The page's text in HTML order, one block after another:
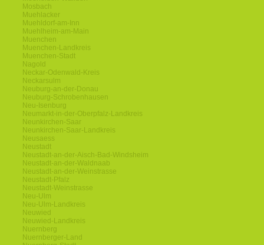
Mosbach
Muehlacker
Muehldorf-am-Inn
Muehlheim-am-Main
Muenchen
Muenchen-Landkreis
Muenchen-Stadt
Nagold
Neckar-Odenwald-Kreis
Neckarsulm
Neuburg-an-der-Donau
Neuburg-Schrobenhausen
Neu-Isenburg
Neumarkt-in-der-Oberpfalz-Landkreis
Neunkirchen-Saar
Neunkirchen-Saar-Landkreis
Neusaess
Neustadt
Neustadt-an-der-Aisch-Bad-Windsheim
Neustadt-an-der-Waldnaab
Neustadt-an-der-Weinstrasse
Neustadt-Pfalz
Neustadt-Weinstrasse
Neu-Ulm
Neu-Ulm-Landkreis
Neuwied
Neuwied-Landkreis
Nuernberg
Nuernberger-Land